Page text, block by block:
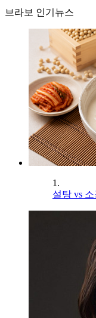
브라보 인기뉴스
1.
설탕 vs